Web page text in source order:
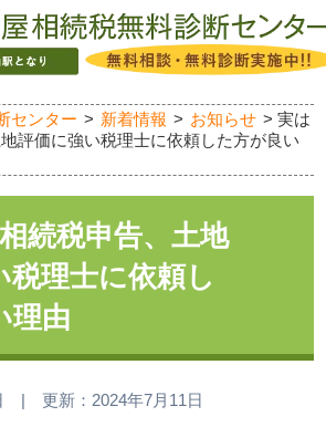
センター > 新着情報 > お知らせ >実は
評価に強い税理士に依頼した方が良い
続税申告、土地
税理士に依頼し
理由
| 更新： 2024年7月11日